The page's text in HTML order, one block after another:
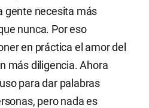
gente necesita más
nunca. Por eso
en práctica el amor del
más diligencia. Ahora
para dar palabras
pero nada es